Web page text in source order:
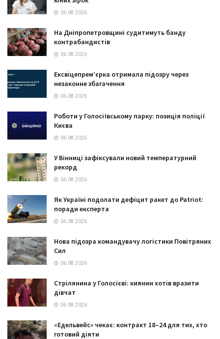
06.08.2026
На Дніпропетровщині судитимуть банду
контрабандистів
06.08.2026
Ексвіцепрем’єрка отримала підозру через
незаконне збагачення
06.08.2026
Роботи у Голосіївському парку: позиція поліції
Києва
06.08.2026
У Вінниці зафіксували новий температурний
рекорд
06.08.2026
Як Україні подолати дефіцит ракет до Patriot:
поради експерта
06.08.2026
Нова підозра командувачу логістики Повітряних
Сил
06.08.2026
Стрілянина у Голосієві: киянин хотів вразити
дівчат
06.08.2026
«Едельвейс» чекає: контракт 18–24 для тих, хто
готовий діяти